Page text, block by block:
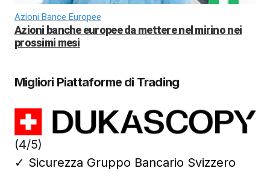
Azioni Bance Europee
Azioni banche europee da mettere nel mirino nei
prossimi mesi
Migliori Piattaforme di Trading
(4/5)
✓ Sicurezza Gruppo Bancario Svizzero